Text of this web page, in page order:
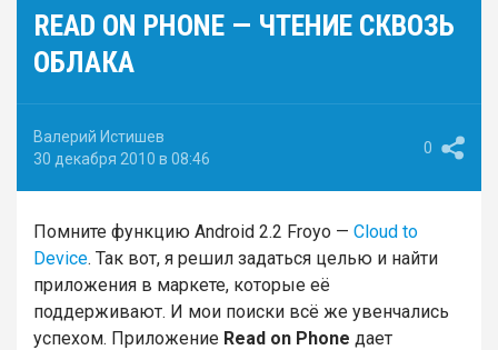
READ ON PHONE — ЧТЕНИЕ СКВОЗЬ
ОБЛАКА
Валерий Истишев
30 декабря 2010 в 08:46
0
Помните функцию Android 2.2 Froyo — Сloud to
Device. Так вот, я решил задаться целью и найти
приложения в маркете, которые её
поддерживают. И мои поиски всё же увенчались
успехом. Приложение Read on Phone дает